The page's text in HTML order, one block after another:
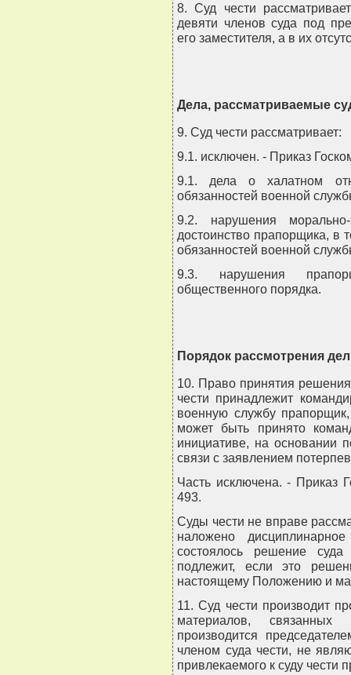
8. Суд чести
девяти членов суда под
его заместителя, а в их
Дела, рассматриваемые
9. Суд чести рассматривает:
9.1. исключен. - Приказ
9.1. дела о халатном
обязанностей военной
9.2. нарушения
достоинство прапорщика, в
обязанностей военной
9.3. нарушения
общественного порядка.
Порядок рассмотрения
10. Право принятия
чести принадлежит
военную службу
может быть принято
инициативе, на основании
связи с заявлением
Часть исключена. - Приказ
493.
Суды чести не вправе
наложено
состоялось решение
подлежит, если это
настоящему Положению и
11. Суд чести производит
материалов,
производится
членом суда чести, не
привлекаемого к суду чести